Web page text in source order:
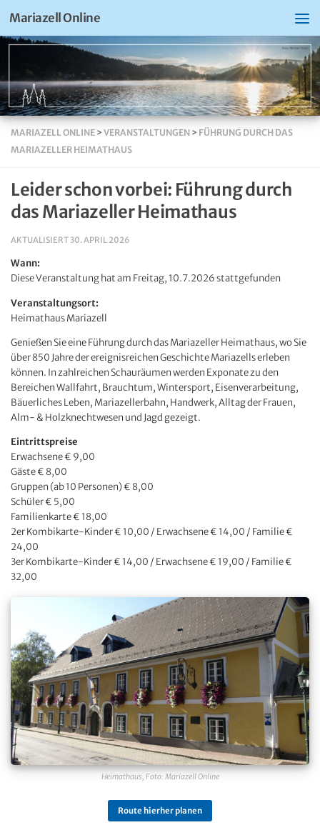
Mariazell Online
MARIAZELL ONLINE > VERANSTALTUNGEN > FÜHRUNG DURCH DAS
MARIAZELLER HEIMATHAUS
Leider schon vorbei: Führung durch
das Mariazeller Heimathaus
AKTUALISIERT 30. APRIL 2026
Wann:
Diese Veranstaltung hat am Freitag, 10.7.2026 stattgefunden
Veranstaltungsort:
Heimathaus Mariazell
Genießen Sie eine Führung durch das Mariazeller Heimathaus, wo Sie
über 850 Jahre der ereignisreichen Geschichte Mariazells erleben
können. In zahlreichen Schauräumen werden Exponate zu den
Bereichen Wallfahrt, Brauchtum, Wintersport, Eisenverarbeitung,
Bäuerliches Leben, Mariazellerbahn, Handwerk, Alltag der Frauen,
Alm- & Holzknechtwesen und Jagd gezeigt.
Eintrittspreise
Erwachsene € 9,00
Gäste € 8,00
Gruppen (ab 10 Personen) € 8,00
Schüler € 5,00
Familienkarte € 18,00
2er Kombikarte-Kinder € 10,00 / Erwachsene € 14,00 / Familie €
24,00
3er Kombikarte-Kinder € 14,00 / Erwachsene € 19,00 / Familie €
32,00
Heimathaus, Foto: Mariazell Online
Route hierher planen